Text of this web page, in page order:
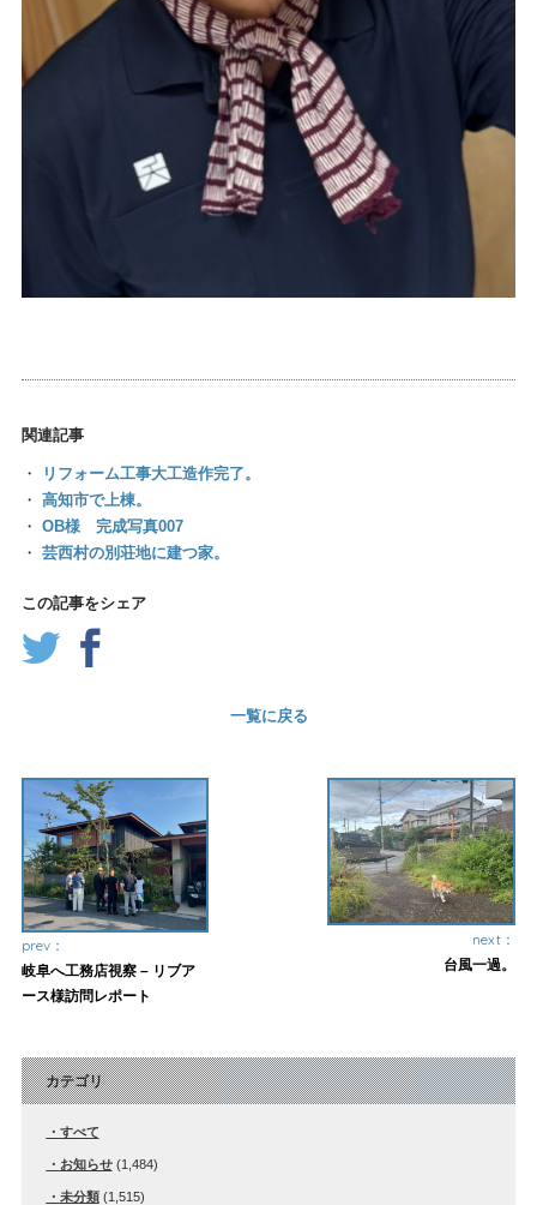
関連記事
・
リフォーム工事大工造作完了。
・ 高知市で上棟。
・ OB様 完成写真007
・ 芸西村の別荘地に建つ家。
この記事をシェア
一覧に戻る
prev：
岐阜へ工務店視察 – リブア
ース様訪問レポート
next：
台風一過。
カテゴリ
すべて
お知らせ(1,484)
未分類(1,515)